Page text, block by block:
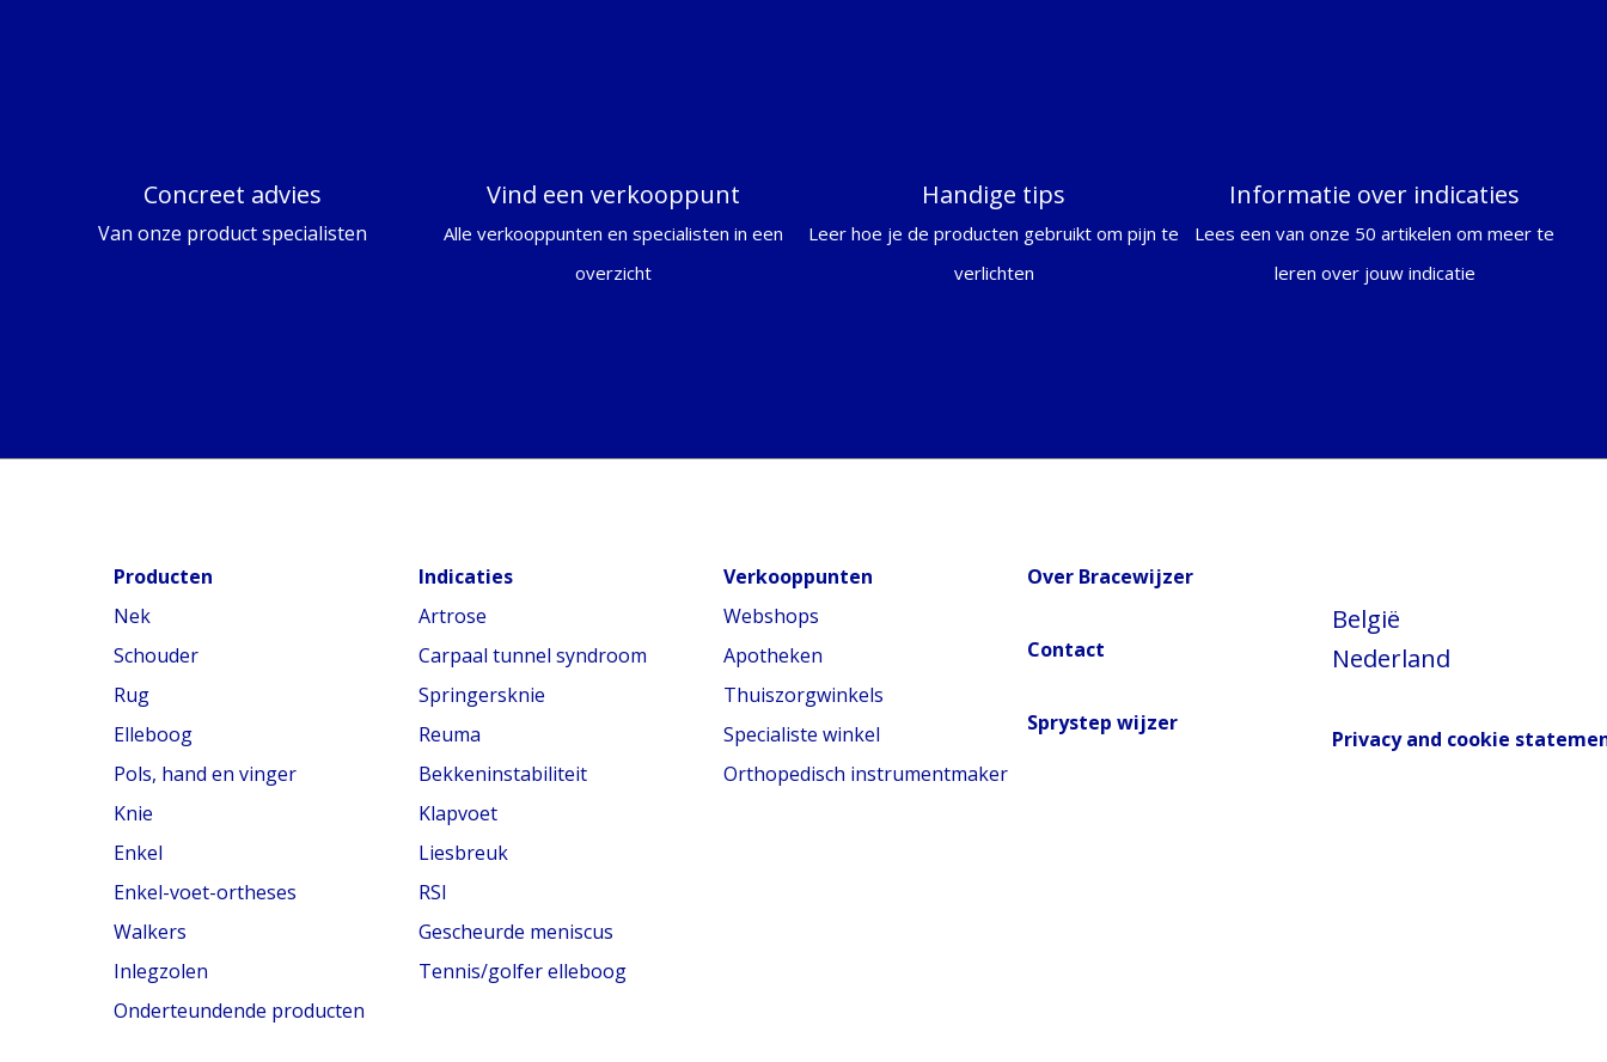
Concreet advies
Van onze product specialisten
Vind een verkooppunt
Alle verkooppunten en specialisten in een
overzicht
Handige tips
Leer hoe je de producten gebruikt om pijn te
verlichten
Informatie over indicaties
Lees een van onze 50 artikelen om meer te
leren over jouw indicatie
Producten
Nek
Schouder
Rug
Elleboog
Pols, hand en vinger
Knie
Enkel
Enkel-voet-ortheses
Walkers
Inlegzolen
Onderteundende producten
Indicaties
Artrose
Carpaal tunnel syndroom
Springersknie
Reuma
Bekkeninstabiliteit
Klapvoet
Liesbreuk
RSI
Gescheurde meniscus
Tennis/golfer elleboog
Verkooppunten
Webshops
Apotheken
Thuiszorgwinkels
Specialiste winkel
Orthopedisch instrumentmaker
Over Bracewijzer
Contact
Sprystep wijzer
België
Nederland
Privacy and cookie